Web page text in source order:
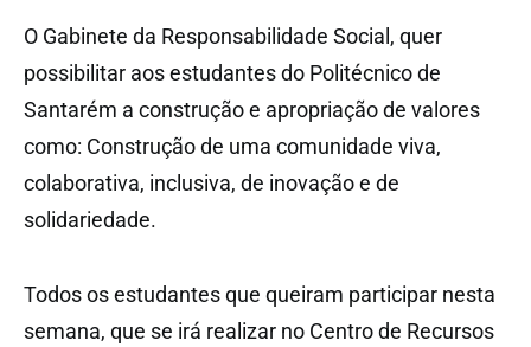
O Gabinete da Responsabilidade Social, quer
possibilitar aos estudantes do Politécnico de
Santarém a construção e apropriação de valores
como: Construção de uma comunidade viva,
colaborativa, inclusiva, de inovação e de
solidariedade.
Todos os estudantes que queiram participar nesta
semana, que se irá realizar no Centro de Recursos